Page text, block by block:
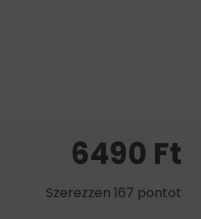
6490 Ft
Szerezzen 167 pontot